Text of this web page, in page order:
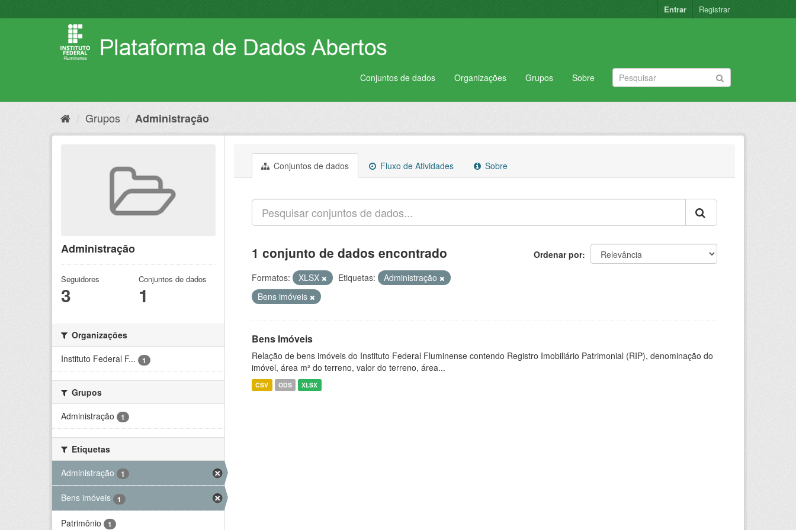
para
Entrar Registrar
Conjuntos de dados Organizações Grupos Sobre
Grupos Administração
Administração
Seguidores
3
Conjuntos de dados
1
Organizações
Instituto Federal F...
1
Grupos
Administração
1
Etiquetas
Administração
1
Bens imóveis 1
Patrimônio 1
Conjuntos de dados Fluxo de Atividades Sobre
Ordenar por
1 conjunto de dados encontrado
Formatos: XLSX Etiquetas:
Administração
Bens imóveis
Bens Imóveis
Relação de bens imóveis do Instituto Federal Fluminense contendo Registro Imobiliário Patrimonial (RIP), denominação do
imóvel, área m² do terreno, valor do terreno, área...
CSV ODS XLSX